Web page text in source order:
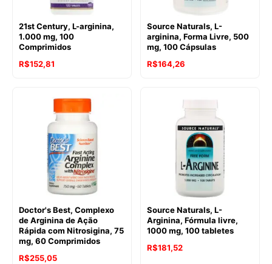
21st Century, L-arginina,
1.000 mg, 100
Comprimidos
R$152,81
Source Naturals, L-
arginina, Forma Livre, 500
mg, 100 Cápsulas
R$164,26
Doctor's Best, Complexo
de Arginina de Ação
Rápida com Nitrosigina, 75
mg, 60 Comprimidos
R$255,05
Source Naturals, L-
Arginina, Fórmula livre,
1000 mg, 100 tabletes
R$181,52